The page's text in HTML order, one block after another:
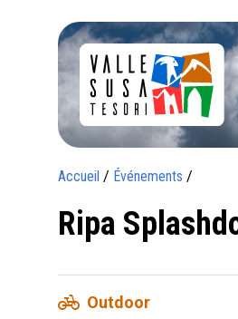
Accueil / Événements /
Ripa
pedal_bike Outdoor